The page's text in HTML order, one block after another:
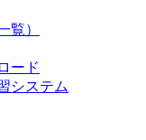
覧）
ード
システム